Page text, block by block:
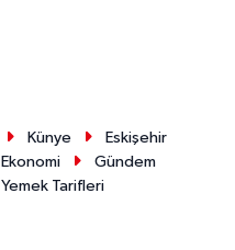
Künye
Eskişehir
Ekonomi
Gündem
Yemek Tarifleri